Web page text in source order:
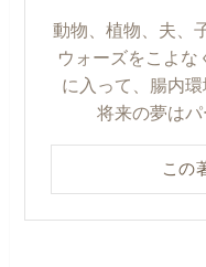
動物、植物、夫、
ウォーズをこよな
に入って、腸内環
将来の夢はパ
この